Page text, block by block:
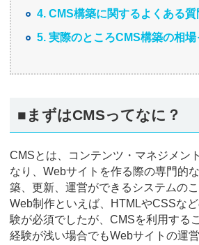
4. CMS構築に関するよくある質
5. 実際のところCMS構築の相場
■まずはCMSってなに？
CMSとは、コンテンツ・マネジメン
なり、Webサイトを作る際の専門的
築、更新、運営ができるシステムの
Web制作といえば、HTMLやCSSな
験が必須でしたが、CMSを利用する
経験が浅い場合でもWebサイトの運